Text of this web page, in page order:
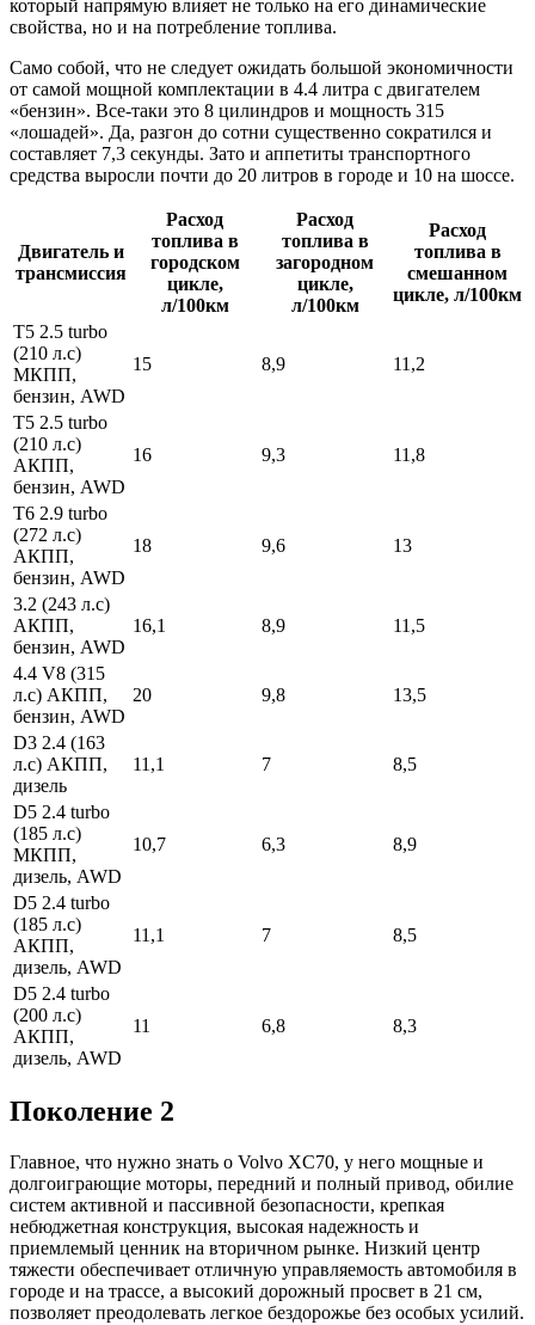
который напрямую влияет не только на его динамические
свойства, но и на потребление топлива.
Само собой, что не следует ожидать большой экономичности
от самой мощной комплектации в 4.4 литра с двигателем
«бензин». Все-таки это 8 цилиндров и мощность 315
«лошадей». Да, разгон до сотни существенно сократился и
составляет 7,3 секунды. Зато и аппетиты транспортного
средства выросли почти до 20 литров в городе и 10 на шоссе.
Двигатель и
трансмиссия
Расход
топлива в
городском
цикле,
л/100км
Расход
топлива в
загородном
цикле,
л/100км
Расход
топлива в
смешанном
цикле, л/100км
Т5 2.5 tur­bo
(210 л.с)
МКПП,
бензин, AWD
15 8,9 11,2
Т5 2.5 tur­bo
(210 л.с)
АКПП,
бензин, AWD
16 9,3 11,8
Т6 2.9 tur­bo
(272 л.с)
АКПП,
бензин, AWD
18 9,6 13
3.2 (243 л.с)
АКПП,
бензин, AWD
16,1 8,9 11,5
4.4 V8 (315
л.с) АКПП,
бензин, AWD
20 9,8 13,5
D3 2.4 (163
л.с) АКПП,
дизель
11,1 7 8,5
D5 2.4 tur­bo
(185 л.с)
МКПП,
дизель, AWD
10,7 6,3 8,9
D5 2.4 tur­bo
(185 л.с)
АКПП,
дизель, AWD
11,1 7 8,5
D5 2.4 tur­bo
(200 л.с)
АКПП,
дизель, AWD
11 6,8 8,3
Поколение 2
Главное, что нужно знать о Volvo XC70, у него мощные и
долгоиграющие моторы, передний и полный привод, обилие
систем активной и пассивной безопасности, крепкая
небюджетная конструкция, высокая надежность и
приемлемый ценник на вторичном рынке. Низкий центр
тяжести обеспечивает отличную управляемость автомобиля в
городе и на трассе, а высокий дорожный просвет в 21 см,
позволяет преодолевать легкое бездорожье без особых усилий.